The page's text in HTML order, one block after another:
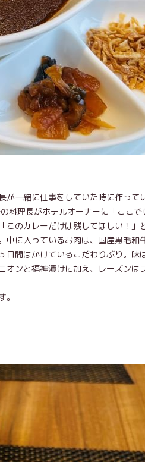
一緒に仕事をしていた時に作って
料理長がホテルオーナーに「ここで
のカレーだけは残してほしい！」
に入っているお肉は、国産黒毛和
間はかけているこだわりぶり。味
ンと福神漬けに加え、レーズンは